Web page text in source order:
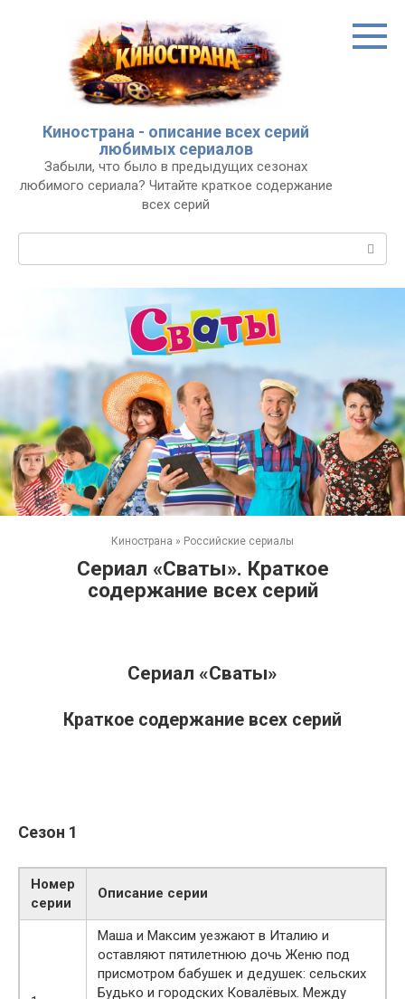
Кинострана - описание всех серий
любимых сериалов
Забыли, что было в предыдущих сезонах
любимого сериала? Читайте краткое содержание
всех серий
Кинострана » Российские сериалы
Сериал «Сваты». Краткое
содержание всех серий
Сериал «Сваты»
Краткое содержание всех серий
Сезон 1
Номер
серии
Описание серии
Маша и Максим уезжают в Италию и
оставляют пятилетнюю дочь Женю под
присмотром бабушек и дедушек: сельских
Будько и городских Ковалёвых. Между